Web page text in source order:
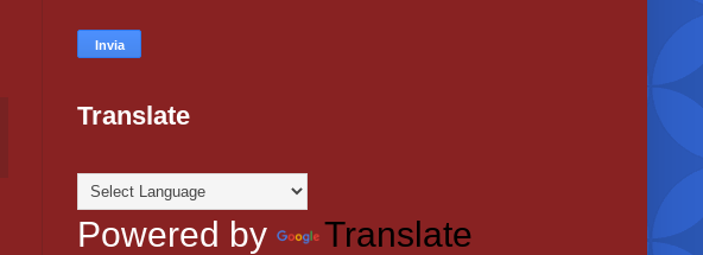
Translate
Powered by Translate